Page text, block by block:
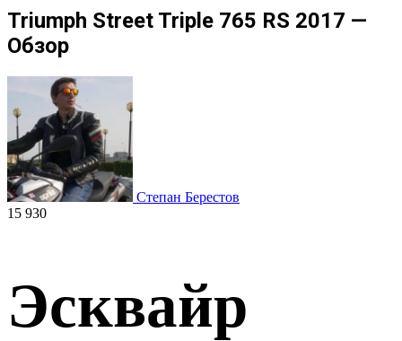
Triumph Street Triple 765 RS 2017 —
Обзор
Степан Берестов
15 930
Эсквайр